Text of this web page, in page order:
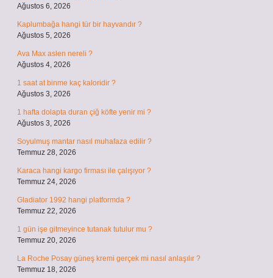
Ağustos 6, 2026
Kaplumbağa hangi tür bir hayvandır ?
Ağustos 5, 2026
Ava Max aslen nereli ?
Ağustos 4, 2026
1 saat at binme kaç kaloridir ?
Ağustos 3, 2026
1 hafta dolapta duran çiğ köfte yenir mi ?
Ağustos 3, 2026
Soyulmuş mantar nasıl muhafaza edilir ?
Temmuz 28, 2026
Karaca hangi kargo firması ile çalışıyor ?
Temmuz 24, 2026
Gladiator 1992 hangi platformda ?
Temmuz 22, 2026
1 gün işe gitmeyince tutanak tutulur mu ?
Temmuz 20, 2026
La Roche Posay güneş kremi gerçek mi nasıl anlaşılır ?
Temmuz 18, 2026